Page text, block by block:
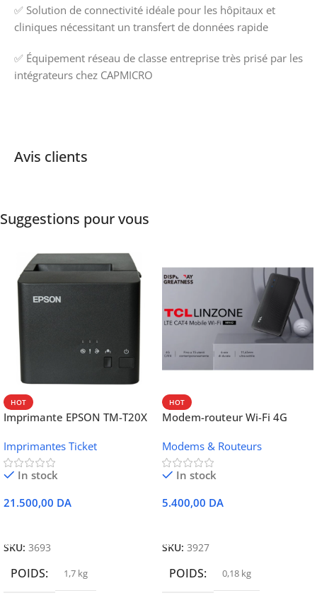
✅ Solution de connectivité idéale pour les hôpitaux et
cliniques nécessitant un transfert de données rapide
✅ Équipement réseau de classe entreprise très prisé par les
intégrateurs chez CAPMICRO
Avis clients
Suggestions pour vous
HOT
Imprimante EPSON TM-T20X
Ethernet
Imprimantes Ticket
In stock
21.500,00 DA
SKU: 3693
POIDS 1,7 kg
HOT
Modem-routeur Wi-Fi 4G
Modems & Routeurs
In stock
5.400,00 DA
SKU: 3927
POIDS 0,18 kg